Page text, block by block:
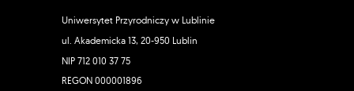
Uniwersytet Przyrodniczy w Lublinie
ul. Akademicka 13, 20-950 Lublin
NIP 712 010 37 75
REGON 000001896